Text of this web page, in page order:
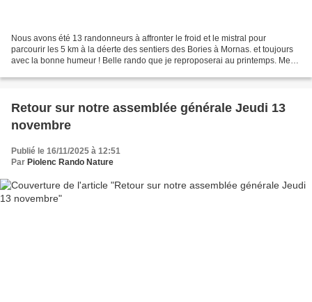
Nous avons été 13 randonneurs à affronter le froid et le mistral pour
parcourir les 5 km à la déerte des sentiers des Bories à Mornas. et toujours
avec la bonne humeur ! Belle rando que je reproposerai au printemps. Merci
Retour sur notre assemblée générale Jeudi 13
novembre
Publié le 16/11/2025 à 12:51
Par Piolenc Rando Nature